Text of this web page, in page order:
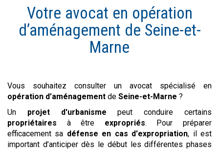
Votre avocat en opération
d’aménagement de Seine-et-
Marne
Vous souhaitez consulter un avocat spécialisé en
opération d’aménagement de Seine-et-Marne ?
Un projet d'urbanisme peut conduire certains
propriétaires à être expropriés. Pour préparer
efficacement sa défense en cas d'expropriation, il est
important d’anticiper dès le début les différentes phases